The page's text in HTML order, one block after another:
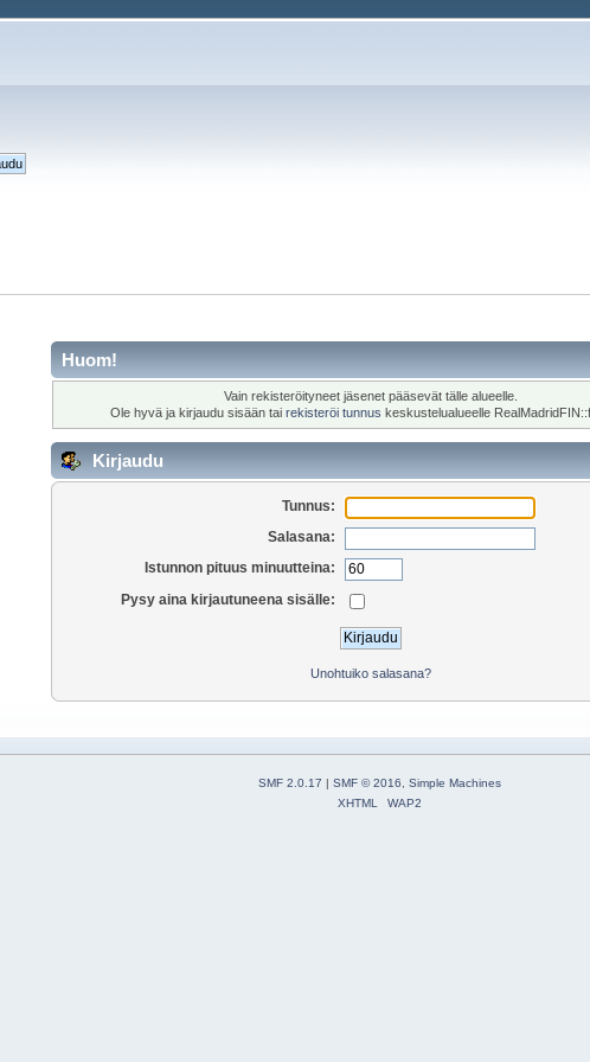
Huom!
Vain rekisteröityneet jäsenet pääsevät tälle alueelle.
Ole hyvä ja kirjaudu sisään tai rekisteröi tunnus keskustelualueelle
Kirjaudu
Tunnus:
Salasana:
Istunnon pituus minuutteina:
Pysy aina kirjautuneena sisälle:
Unohtuiko salasana?
SMF 2.0.17 | SMF © 2016
Simple Machines
XHTML
WAP2